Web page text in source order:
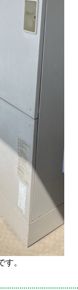
。